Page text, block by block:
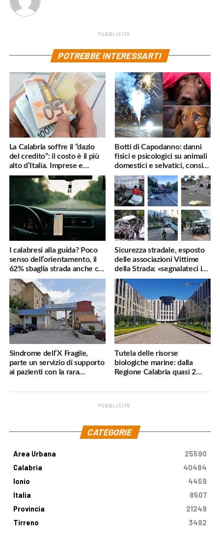
PUBBLICITÀ
POTREBBE INTERESSARTI
La Calabria soffre il “dazio
del credito”: il costo è il più
alto d’Italia. Imprese e
famiglie penalizzate
Botti di Capodanno: danni
fisici e psicologici su animali
domestici e selvatici, consigli
utili
I calabresi alla guida? Poco
senso dell’orientamento, il
62% sbaglia strada anche col
navigatore
Sicurezza stradale, esposto
delle associazioni Vittime
della Strada: «segnalateci i
pericoli, interverremo
subito»
Sindrome dell’X Fragile,
parte un servizio di supporto
ai pazienti con la rara
Tutela delle risorse
biologiche marine: dalla
Regione Calabria quasi 2
PUBBLICITÀ
CATEGORIE
Area Urbana
25590
Calabria
40484
Ionio
4459
Italia
8507
Provincia
21249
Tirreno
3492